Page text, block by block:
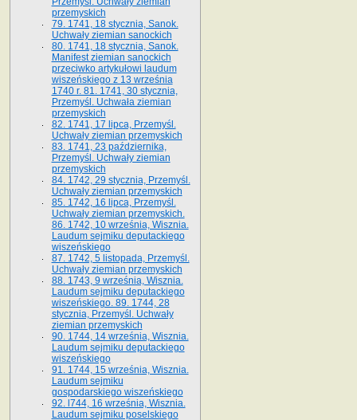
przemyskich
79. 1741, 18 stycznia, Sanok.
Uchwały ziemian sanockich
80. 1741, 18 stycznia, Sanok.
Manifest ziemian sanockich
przeciwko artykułowi laudum
wiszeńskiego z 13 wrze­śnia
1740 r. 81. 1741, 30 stycznia,
Przemyśl. Uchwała ziemian
przemyskich
82. 1741, 17 lipca, Przemyśl.
Uchwały ziemian przemyskich
83. 1741, 23 października,
Przemyśl. Uchwały ziemian
przemyskich
84. 1742, 29 stycznia, Przemyśl.
Uchwały ziemian przemyskich
85. 1742, 16 lipca, Przemyśl.
Uchwały ziemian przemyskich.
86. 1742, 10 września, Wisznia.
Laudum sejmiku deputackiego
wiszeńskiego
87. 1742, 5 listopada, Przemyśl.
Uchwały ziemian przemyskich
88. 1743, 9 września, Wisznia.
Laudum sejmiku deputackiego
wiszeńskiego. 89. 1744, 28
stycznia, Przemyśl. Uchwały
ziemian przemyskich
90. 1744, 14 września, Wisznia.
Laudum sejmiku deputackiego
wiszeńskiego
91. 1744, 15 września, Wisznia.
Laudum sejmiku
gospodarskiego wiszeńskiego
92. l744, 16 września, Wisznia.
Laudum sejmiku poselskiego